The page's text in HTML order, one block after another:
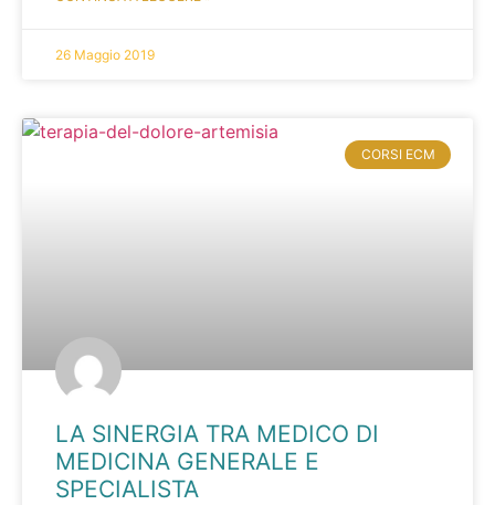
26 Maggio 2019
CORSI ECM
LA SINERGIA TRA MEDICO DI
MEDICINA GENERALE E
SPECIALISTA